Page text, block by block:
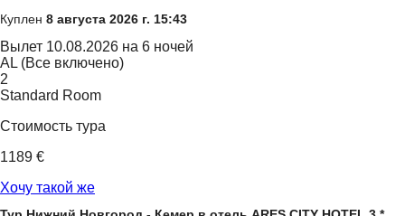
Куплен 8 августа 2026 г. 15:43
Вылет 10.08.2026 на 6 ночей
AL (Все включено)
2
Standard Room
Стоимость тура
1189 €
Хочу такой же